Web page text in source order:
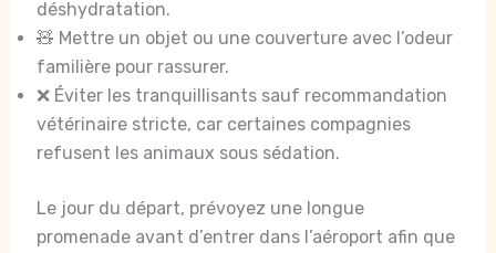
déshydratation.
🧸 Mettre un objet ou une couverture avec l’odeur
familière pour rassurer.
❌ Éviter les tranquillisants sauf recommandation
vétérinaire stricte, car certaines compagnies
refusent les animaux sous sédation.
Le jour du départ, prévoyez une longue
promenade avant d’entrer dans l’aéroport afin que